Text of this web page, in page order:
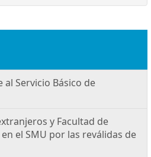
Servicio Básico de
y Facultad de
el SMU por las reválidas de